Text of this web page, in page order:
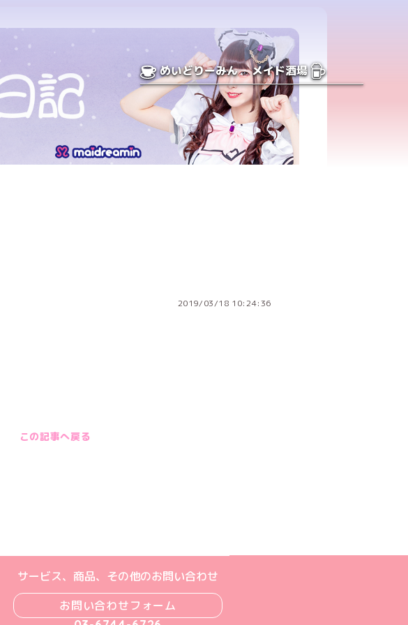
めいどりーみん メイド酒場
2019/03/18 10:24:36
この記事へ戻る
んTikTok公式アカウント
ーみんX公式アカウント
どりーみんInstagram公式アカウント
めいどりーみんFacebook公式アカウント
めいどりーみんYouTube公式アカウント
サービス、商品、その他のお問い合わせ
お問い合わせフォーム